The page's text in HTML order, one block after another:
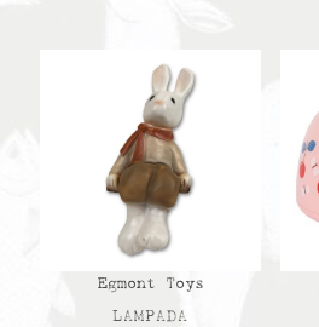
Egmont Toys
LAMPADA